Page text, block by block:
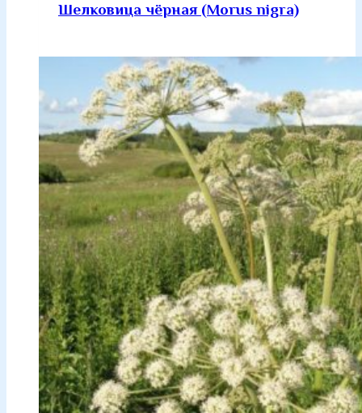
Шелковица чёрная (Morus nigra)